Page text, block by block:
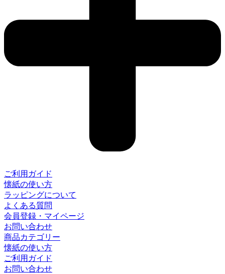
ご利用ガイド
懐紙の使い方
ラッピングについて
よくある質問
会員登録・マイページ
お問い合わせ
商品カテゴリー
懐紙の使い方
ご利用ガイド
お問い合わせ